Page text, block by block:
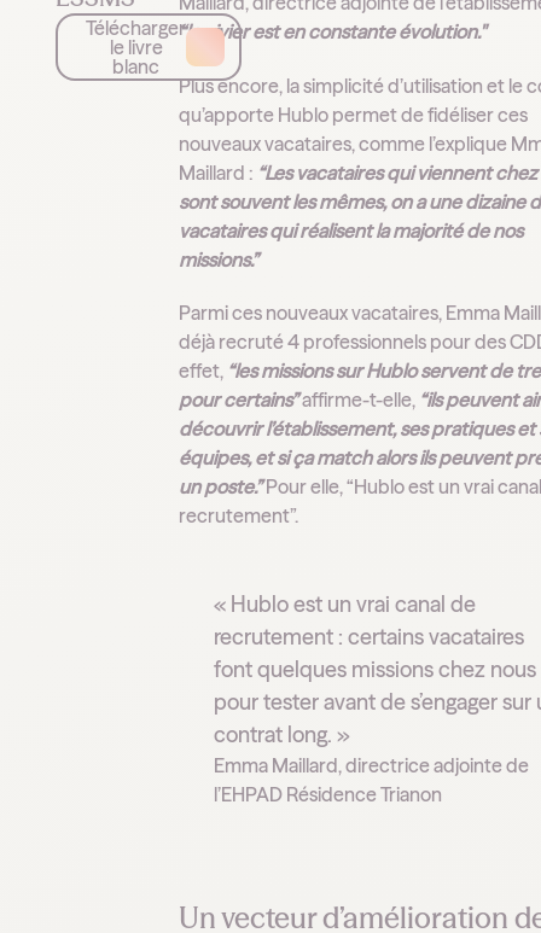
Télécharger
le livre
blanc
“le vivier est en constante évolution."
Plus encore, la simplicité d’utilisation et le
qu’apporte Hublo permet de fidéliser ces
nouveaux vacataires, comme l’explique
Maillard : “Les vacataires qui viennent
sont souvent les mêmes, on a une dizaine
vacataires qui réalisent la majorité de nos
missions.”
Parmi ces nouveaux vacataires, Emma
déjà recruté 4 professionnels pour des
effet, “les missions sur Hublo servent de
pour certains”affirme-t-elle, “ils peuvent
découvrir l’établissement, ses pratiques et
équipes, et si ça match alors ils peuvent
un poste.”Pour elle, “Hublo est un vrai
recrutement”.
« Hublo est un vrai canal de
recrutement : certains vacataires
font quelques missions chez nous
pour tester avant de s’engager sur
contrat long. »
Emma Maillard, directrice adjointe de
l’EHPAD Résidence Trianon
Un vecteur d’amélioration